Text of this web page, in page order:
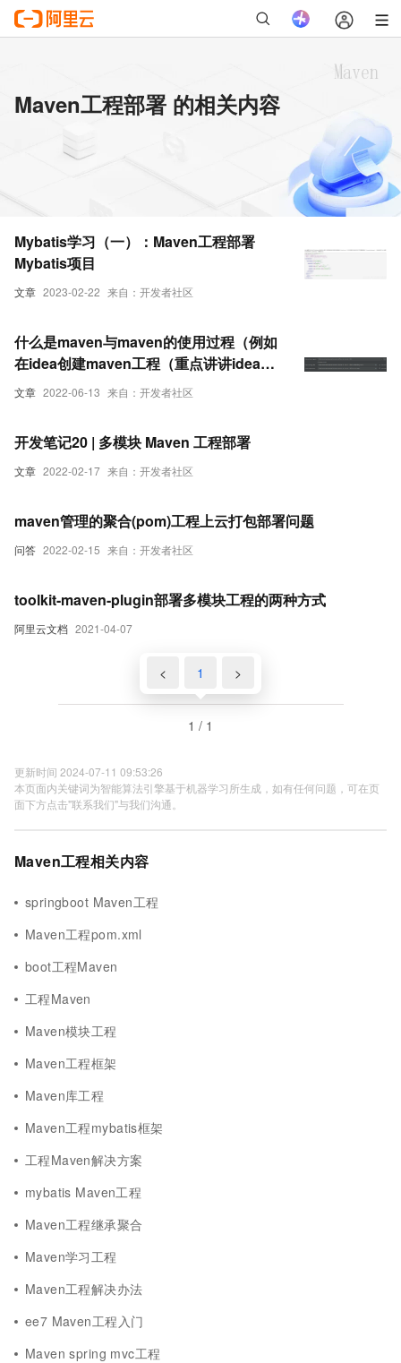
Maven工程部署 的相关内容
文章 2023-02-22 来自：开发者社区
Mybatis学习（一）：Maven工程部署
Mybatis项目
文章 2022-06-13 来自：开发者社区
什么是maven与maven的使用过程（例如
在idea创建maven工程（重点讲讲idea创
建使用maven管理的web工程，并且部署
文章 2022-02-17 来自：开发者社区
开发笔记20 | 多模块 Maven 工程部署
问答 2022-02-15 来自：开发者社区
maven管理的聚合(pom)工程上云打包部署问题
阿里云文档 2021-04-07
toolkit-maven-plugin部署多模块工程的两种方式
< 1 >
1 / 1
更新时间 2024-07-11 09:53:26
本页面内关键词为智能算法引擎基于机器学习所生成，如有任何问题，可在页
面下方点击"联系我们"与我们沟通。
Maven工程相关内容
springboot Maven工程
Maven工程pom.xml
boot工程Maven
工程Maven
Maven模块工程
Maven工程框架
Maven库工程
Maven工程mybatis框架
工程Maven解决方案
mybatis Maven工程
Maven工程继承聚合
Maven学习工程
Maven工程解决办法
ee7 Maven工程入门
Maven spring mvc工程